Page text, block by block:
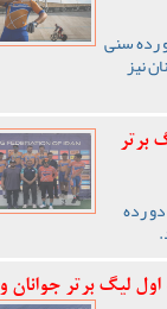
رده سنی
نیز
برتر
رده
لیگ برتر جوانان و